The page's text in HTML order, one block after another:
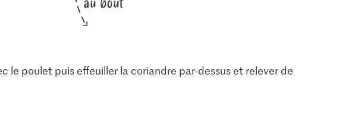
le poulet puis effeuiller la coriandre par-dessus et relever de